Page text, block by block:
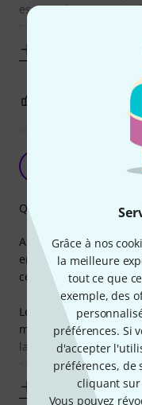
Grâce à nos
la meilleure
tout ce que
exemple, des
préférences. Si
d'accepter
préférences, de
cliquant sur
Vous pouvez
essayer d'avoir moins
Patch de
Après des années à
enfin décidé d’investir
cette référence après
Les câbles sont fins,
montage sur un
la plus plate que j’ai
sont de qualité et la
Afficher plus
Qualité de fabrication